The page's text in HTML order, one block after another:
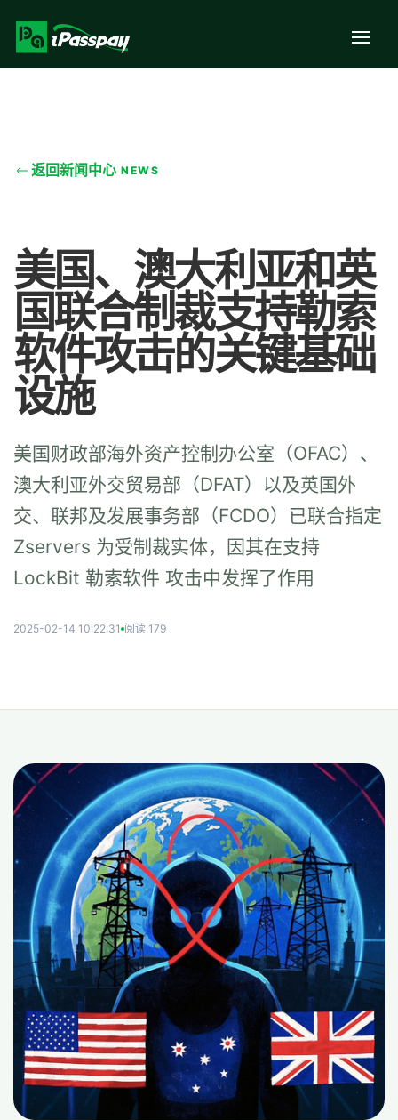
返回新闻中心 NEWS
美国、澳大利亚和英
国联合制裁支持勒索
软件攻击的关键基础
设施
美国财政部海外资产控制办公室（OFAC）、
澳大利亚外交贸易部（DFAT）以及英国外
交、联邦及发展事务部（FCDO）已联合指定
Zservers 为受制裁实体，因其在支持
LockBit 勒索软件 攻击中发挥了作用
2025-02-14 10:22:31 阅读 179